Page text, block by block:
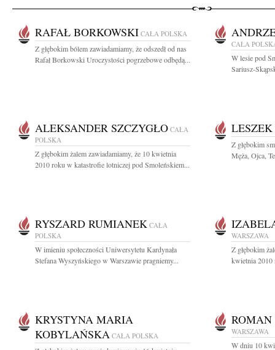
RAFAŁ BORKOWSKI CAŁA POLSKA
Z głębokim bólem zawiadamiamy, że odszedł od nas
Rafał Borkowski Uroczystości pogrzebowe odbędą...
CAŁA
W lesie pod
Sariusz-
ALEKSANDER SZCZYGŁO CAŁA
POLSKA
Z głębokim żalem zawiadamiamy, że 10 kwietnia
2010 roku w katastrofie lotniczej pod Smoleńskiem...
Z głębokim
Męża, Ojca,
RYSZARD RUMIANEK CAŁA
POLSKA
W imieniu społeczności Uniwersytetu Kardynała
Stefana Wyszyńskiego w Warszawie pragniemy...
WARSZAWA
Z głębokim
kwietnia 2010
KRYSTYNA MARIA
KOBYLAŃSKA CAŁA POLSKA WARSZAWA
W dniu 10